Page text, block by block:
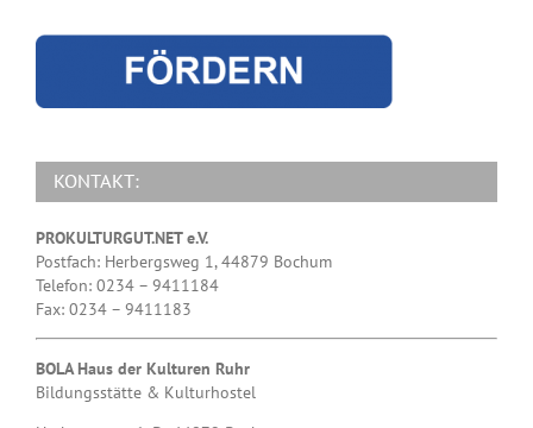
KONTAKT:
PROKULTURGUT.NET e.V.
Postfach: Herbergsweg 1, 44879 Bochum
Telefon: 0234 – 9411184
Fax: 0234 – 9411183
BOLA Haus der Kulturen Ruhr
Bildungsstätte & Kulturhostel